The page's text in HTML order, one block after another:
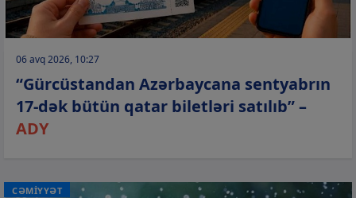
06 avq 2026, 10:27
“Gürcüstandan Azərbaycana sentyabrın
17-dək bütün qatar biletləri satılıb” –
ADY
CƏMİYYƏT